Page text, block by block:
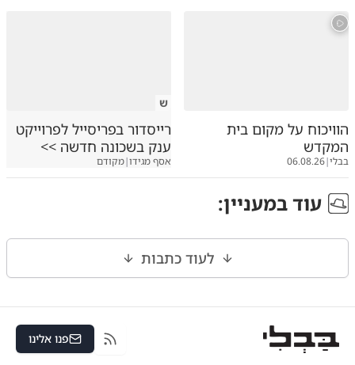
הוויכוח על מקום בית
המקדש
בבלי|
06.08.26
ש
רייסדור בפריסייל לפרוייקט
ענק בשכונה חדשה >>
אסף מגידו|מקודם
עוד במעניין:
לעוד כתבות
RSS פנו אלינו